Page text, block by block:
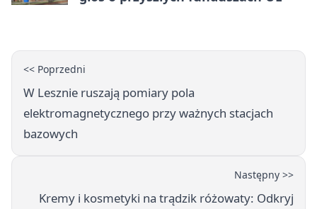
<< Poprzedni
W Lesznie ruszają pomiary pola
elektromagnetycznego przy ważnych stacjach
bazowych
Następny >>
Kremy i kosmetyki na trądzik różowaty: Odkryj